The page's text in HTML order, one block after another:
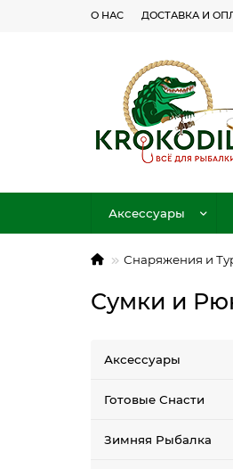
О НАС ДОСТАВКА И
Аксессуары
Снаряжения и
Сумки и
Аксессуары
Готовые Снасти
Зимняя Рыбалка